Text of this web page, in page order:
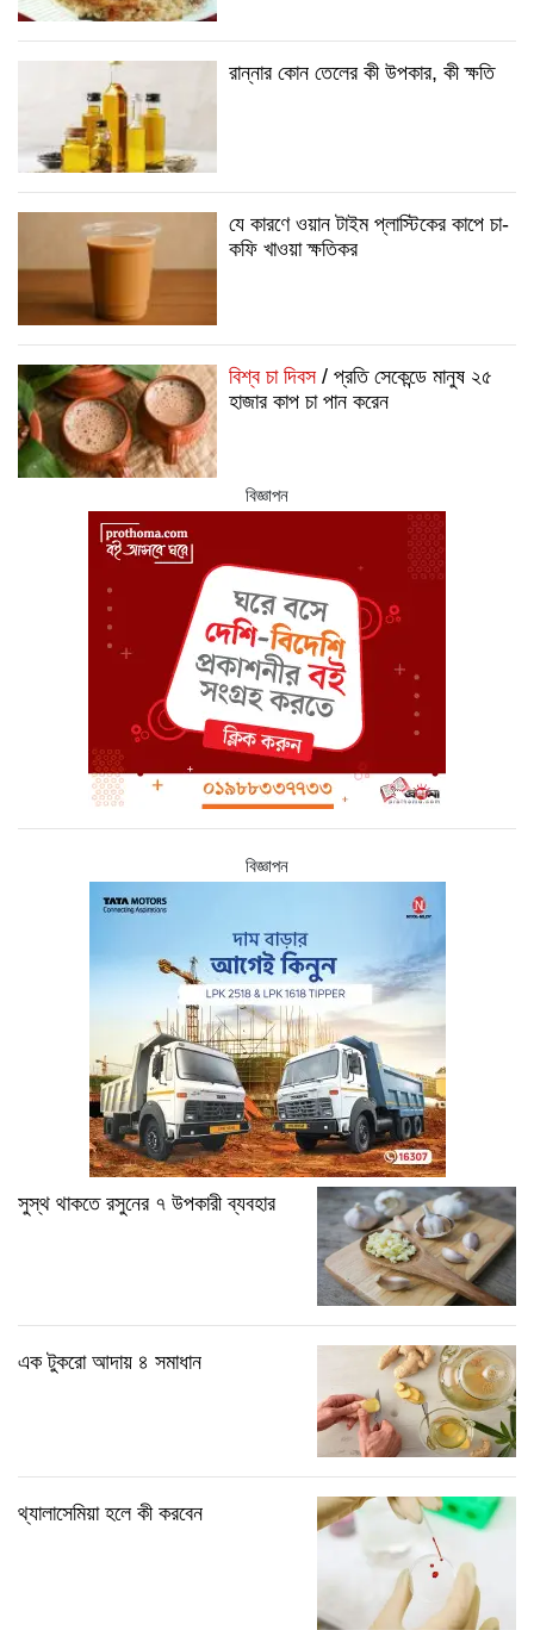
রান্নার কোন তেলের কী উপকার, কী ক্ষতি
যে কারণে ওয়ান টাইম প্লাস্টিকের কাপে চা-
কফি খাওয়া ক্ষতিকর
বিশ্ব চা দিবস/ প্রতি সেকেন্ডে মানুষ ২৫
হাজার কাপ চা পান করেন
বিজ্ঞাপন
বিজ্ঞাপন
সুস্থ থাকতে রসুনের ৭ উপকারী ব্যবহার
এক টুকরো আদায় ৪ সমাধান
থ্যালাসেমিয়া হলে কী করবেন